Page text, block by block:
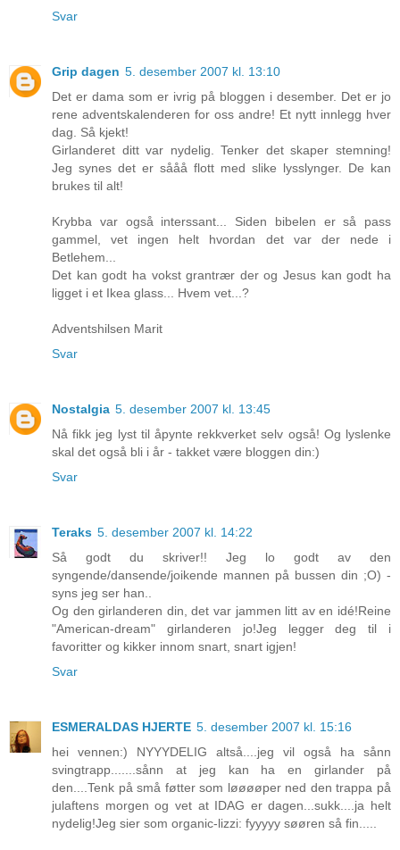
Svar
Grip dagen 5. desember 2007 kl. 13:10
Det er dama som er ivrig på bloggen i desember. Det er jo
rene adventskalenderen for oss andre! Et nytt innlegg hver
dag. Så kjekt!
Girlanderet ditt var nydelig. Tenker det skaper stemning!
Jeg synes det er sååå flott med slike lysslynger. De kan
brukes til alt!
Krybba var også interssant... Siden bibelen er så pass
gammel, vet ingen helt hvordan det var der nede i
Betlehem...
Det kan godt ha vokst grantrær der og Jesus kan godt ha
ligget i et Ikea glass... Hvem vet...?
Adventshilsen Marit
Svar
Nostalgia 5. desember 2007 kl. 13:45
Nå fikk jeg lyst til åpynte rekkverket selv også! Og lyslenke
skal det også bli i år - takket være bloggen din:)
Svar
Teraks 5. desember 2007 kl. 14:22
Så godt du skriver!! Jeg lo godt av den
syngende/dansende/joikende mannen på bussen din ;O) -
syns jeg ser han..
Og den girlanderen din, det var jammen litt av en idé!Reine
"American-dream" girlanderen jo!Jeg legger deg til i
favoritter og kikker innom snart, snart igjen!
Svar
ESMERALDAS HJERTE 5. desember 2007 kl. 15:16
hei vennen:) NYYYDELIG altså....jeg vil også ha sånn
svingtrapp.......sånn at jeg kan ha en girlander på
den....Tenk på små føtter som løøøøper ned den trappa på
julaftens morgen og vet at IDAG er dagen...sukk....ja helt
nydelig!Jeg sier som organic-lizzi: fyyyyy søøren så fin.....